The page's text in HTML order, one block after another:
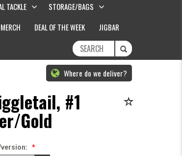
TACKLE
STORAGE/BAGS
DEAL OF THE WEEK
JIGBAR
Where do we deliver?
#1
Gold
*